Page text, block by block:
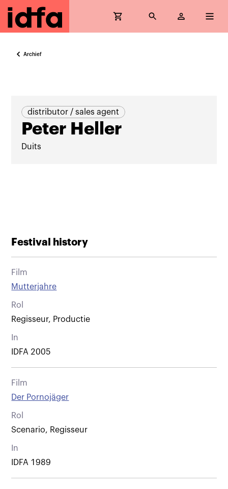
Archief
distributor / sales agent
Peter Heller
Duits
Festival history
Film
Mutterjahre
Rol
Regisseur, Productie
In
IDFA 2005
Film
Der Pornojäger
Rol
Scenario, Regisseur
In
IDFA 1989